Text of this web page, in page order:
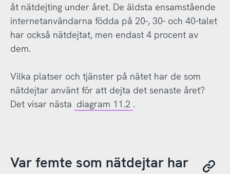
åt nätdejting under året. De äldsta ensamstående
internetanvändarna födda på 20-, 30- och 40-talet
har också nätdejtat, men endast 4 procent av
dem.
Vilka platser och tjänster på nätet har de som
nätdejtar använt för att dejta det senaste året?
Det visar nästa diagram 11.2 .
Var femte som nätdejtar har